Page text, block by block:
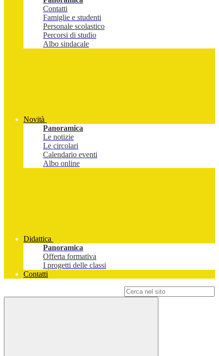
Contatti
Famiglie e studenti
Personale scolastico
Percorsi di studio
Albo sindacale
Novità
Panoramica
Le notizie
Le circolari
Calendario eventi
Albo online
Didattica
Panoramica
Offerta formativa
I progetti delle classi
Contatti